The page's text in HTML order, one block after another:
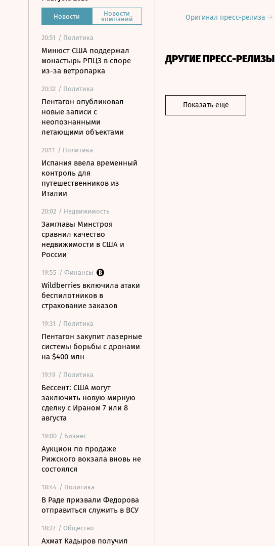
Новости Новости
компаний
20:51 / Политика
Минюст США поддержал
монастырь РПЦЗ в споре
из-за ветропарка
20:32 / Политика
Пентагон опубликовал
новые записи с
неопознанными
летающими объектами
20:11 / Политика
Испания ввела временный
контроль для
путешественников из
Италии
20:02 / Недвижимость
Замглавы Минстроя
сравнил качество
недвижимости в США и
России
19:55 / Финансы
Wildberries включила атаки
беспилотников в
страхование заказов
19:31 / Политика
Пентагон закупит лазерные
системы борьбы с дронами
на $400 млн
19:19 / Политика
Бессент: США могут
заключить новую мирную
сделку с Ираном 7 или 8
августа
19:00 / Бизнес
Аукцион по продаже
Рижского вокзала вновь не
состоялся
18:44 / Политика
В Раде призвали Федорова
отправиться служить в ВСУ
18:27 / Общество
Ахмат Кадыров получил
Оригинал пресс-релиза
ДРУГИЕ ПРЕСС-РЕЛИЗЫ
Показать еще